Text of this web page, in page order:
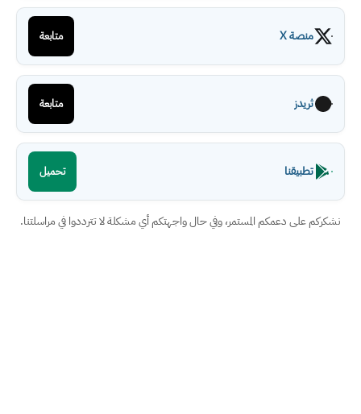
منصة X متابعة
ثريدز متابعة
تطبيقنا تحميل
نشكركم على دعمكم المستمر، وفي حال واجهتكم أي مشكلة لا تترددوا في مراسلتنا.